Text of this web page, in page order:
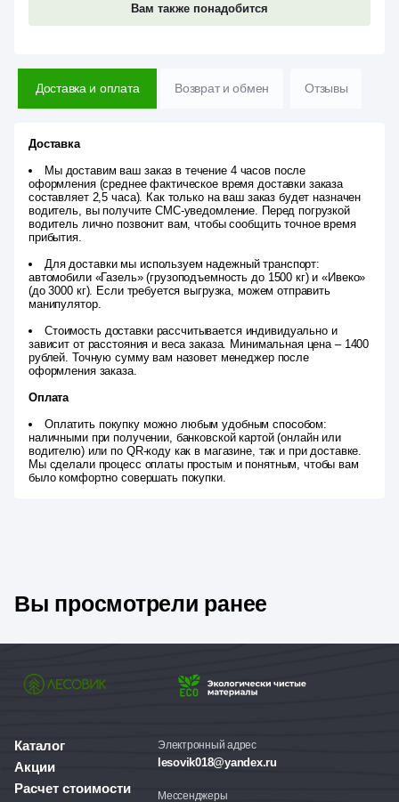
Вам также понадобится
Доставка и оплата Возврат и обмен Отзывы
Доставка
Мы доставим ваш заказ в течение 4 часов после
оформления (среднее фактическое время доставки заказа
составляет 2,5 часа). Как только на ваш заказ будет назначен
водитель, вы получите СМС-уведомление. Перед погрузкой
водитель лично позвонит вам, чтобы сообщить точное время
прибытия.
Для доставки мы используем надежный транспорт:
автомобили «Газель» (грузоподъемность до 1500 кг) и «Ивеко»
(до 3000 кг). Если требуется выгрузка, можем отправить
манипулятор.
Стоимость доставки рассчитывается индивидуально и
зависит от расстояния и веса заказа. Минимальная цена – 1400
рублей. Точную сумму вам назовет менеджер после
оформления заказа.
Оплата
Оплатить покупку можно любым удобным способом:
наличными при получении, банковской картой (онлайн или
водителю) или по QR-коду как в магазине, так и при доставке.
Мы сделали процесс оплаты простым и понятным, чтобы вам
было комфортно совершать покупки.
Вы просмотрели ранее
Каталог
Акции
Расчет стоимости
Электронный адрес
lesovik018@yandex.ru
Мессенджеры